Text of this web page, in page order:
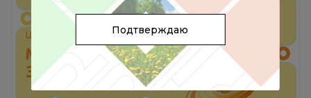
Подтверждаю